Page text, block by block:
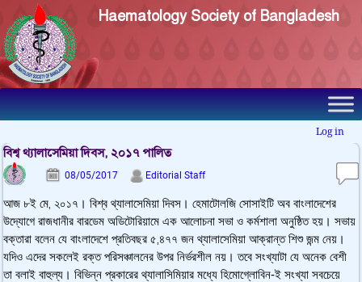
Haematology Society of Bangladesh
Log in
বিশ্ব থ্যালাসেমিয়া দিবস, ২০১৭ পালিত
08/05/2017 Editorial Staff
আজ ৮ই মে, ২০১৭। বিশ্ব থ্যালাসেমিয়া দিবস। হেমাটোলজি সোসাইটি অব বাংলাদেশের
উদ্যোগে রাজধানীর বারডেম অডিটোরিয়ামে এক আলোচনা সভা ও কর্মশালা অনুষ্ঠিত হয়। সভায়
বক্তারা বলেন যে বাংলাদেশে প্রতিবছর ৫,৪৭৭ জন থ্যালাসেমিয়া আক্রান্ত শিশু জন্ম নেয়।
যদিও এদের সকলেই রক্ত পরিসঞ্চালনের উপর নির্ভরশীল নয়। তবে সংখ্যাটা যে অনেক বেশী
তা বলাই বাহুল্য। বিভিন্ন প্রকারের থ্যালাসিমিয়ার মধ্যে হিমোগ্লোবিন-ই সংখ্যা সবচেয়ে